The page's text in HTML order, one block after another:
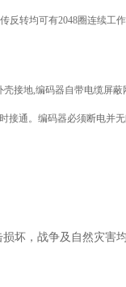
转均可有2048圈连续工作
接地,编码器自带电缆屏
通。编码器必须断电并
坏，战争及自然灾害